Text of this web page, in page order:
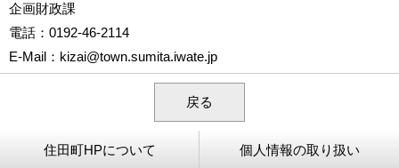
企画財政課
電話 ：0192-46-2114
E-Mail ： kizai@town.sumita.iwate.jp
戻る
住田町HPについて 個人情報の取り扱い